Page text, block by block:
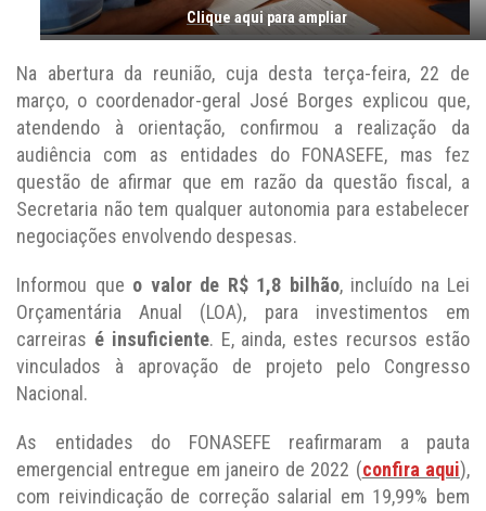
Clique aqui para ampliar
Na abertura da reunião, cuja desta terça-feira, 22 de
março, o coordenador-geral José Borges explicou que,
atendendo à orientação, confirmou a realização da
audiência com as entidades do FONASEFE, mas fez
questão de afirmar que em razão da questão fiscal, a
Secretaria não tem qualquer autonomia para estabelecer
negociações envolvendo despesas.
Informou que o valor de R$ 1,8 bilhão, incluído na Lei
Orçamentária Anual (LOA), para investimentos em
carreiras é insuficiente. E, ainda, estes recursos estão
vinculados à aprovação de projeto pelo Congresso
Nacional.
As entidades do FONASEFE reafirmaram a pauta
emergencial entregue em janeiro de 2022 (confira aqui),
com reivindicação de correção salarial em 19,99% bem